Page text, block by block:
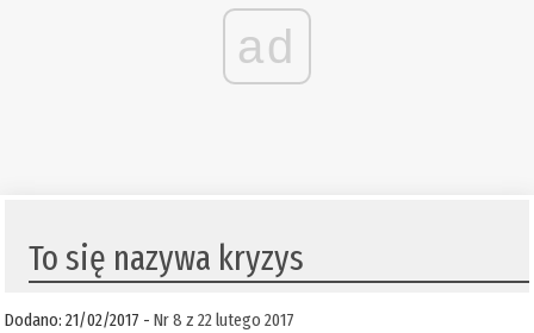
ad
To się nazywa kryzys
Dodano: 21/02/2017 -Nr 8 z 22 lutego 2017